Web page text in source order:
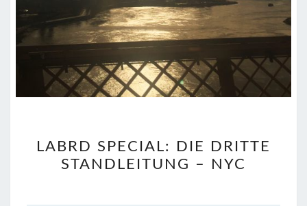
SPECIAL:
DIE
LABRD SPECIAL: DIE DRITTE
STANDLEITUNG – NYC